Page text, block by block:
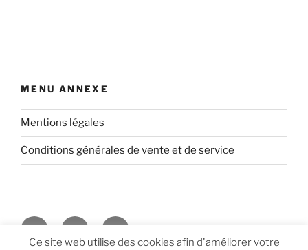
MENU ANNEXE
Mentions légales
Conditions générales de vente et de service
FacebookTwitter Youtube
Ce site web utilise des cookies afin d'améliorer votre